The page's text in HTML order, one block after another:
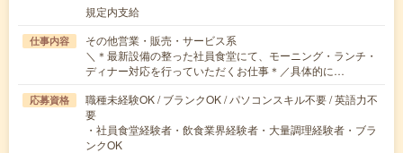
規定内支給
仕事内容
その他営業・販売・サービス系
＼＊最新設備の整った社員食堂にて、モーニング・ランチ・
ディナー対応を行っていただくお仕事＊／具体的に…
応募資格
職種未経験OK / ブランクOK / パソコンスキル不要 / 英語力不
要
・社員食堂経験者・飲食業界経験者・大量調理経験者・ブラ
ンクOK